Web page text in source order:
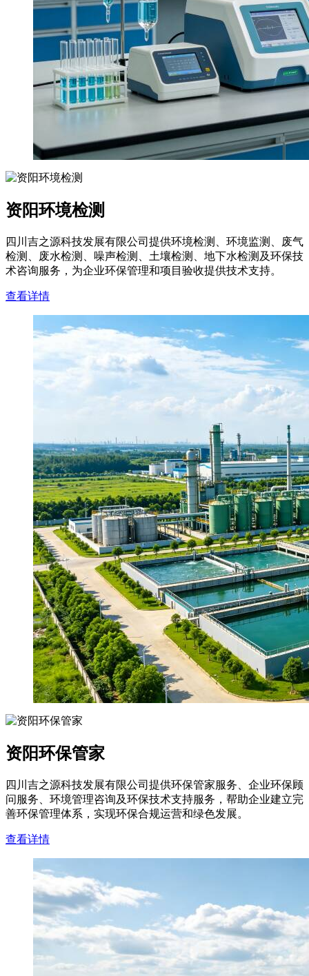
资阳环境检测
四川吉之源科技发展有限公司提供环境检测、环境监测、废气
检测、废水检测、噪声检测、土壤检测、地下水检测及环保技
术咨询服务，为企业环保管理和项目验收提供技术支持。
查看详情
资阳环保管家
四川吉之源科技发展有限公司提供环保管家服务、企业环保顾
问服务、环境管理咨询及环保技术支持服务，帮助企业建立完
善环保管理体系，实现环保合规运营和绿色发展。
查看详情